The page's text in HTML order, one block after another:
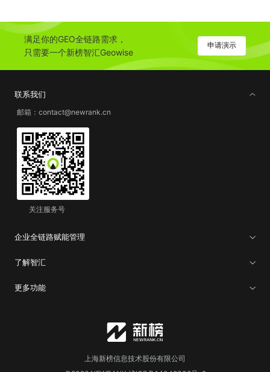
满足你的GEO全链路需求，
只需要一个新榜智汇Geowise
申请演示
联系我们
邮箱：contact@newrank.cn
关注服务号
企业全链路赋能管理
了解智汇
更多功能
上海新榜信息技术股份有限公司